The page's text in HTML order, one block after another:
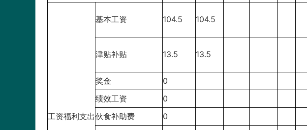
工资福利支出
基本工资 104.5 104.5
津贴补贴 13.5 13.5
奖金
0
绩效工资
0
伙食补助费
0